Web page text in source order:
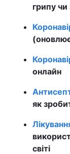
грипу чи
онлайн
як
світі